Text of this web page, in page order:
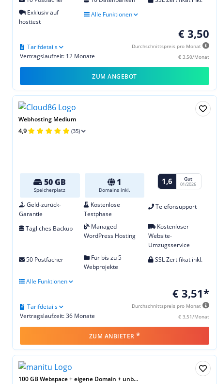
Exklusiv auf
hosttest
Alle Funktionen
€ 3,50
Durchschnittspreis pro Monat
€ 3,50/Monat
Vertragslaufzeit: 12 Monate
Tarifdetails
ZUM ANGEBOT
Webhosting Medium
4,9 (35)
50 GB
Speicherplatz
1
Domains inkl.
1,6 Gut
01/2026
Geld-zurück-
Garantie
Kostenlose
Testphase
Telefonsupport
Tägliches Backup
Managed
WordPress Hosting
Kostenloser
Website-
Umzugsservice
50 Postfächer
Für bis zu 5
Webprojekte
SSL Zertifikat inkl.
Alle Funktionen
€ 3,51*
Durchschnittspreis pro Monat
€ 3,51/Monat
Vertragslaufzeit: 36 Monate
Tarifdetails
ZUM ANBIETER *
100 GB Webspace + eigene Domain + unb...